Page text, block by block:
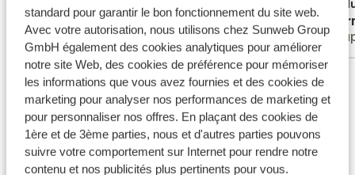
standard pour garantir le bon fonctionnement du site web.
Avec votre autorisation, nous utilisons chez Sunweb Group
GmbH également des cookies analytiques pour améliorer
notre site Web, des cookies de préférence pour mémoriser
les informations que vous avez fournies et des cookies de
marketing pour analyser nos performances de marketing et
pour personnaliser nos offres. En plaçant des cookies de
1ère et de 3ème parties, nous et d'autres parties pouvons
suivre votre comportement sur Internet pour rendre notre
contenu et nos publicités plus pertinents pour vous.
Anonyme
Couples
Voir tous les 31 avis
Emplacement